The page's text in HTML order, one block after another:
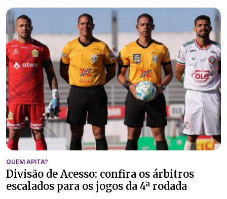
QUEM APITA?
Divisão de Acesso: confira os árbitros
escalados para os jogos da 4ª rodada